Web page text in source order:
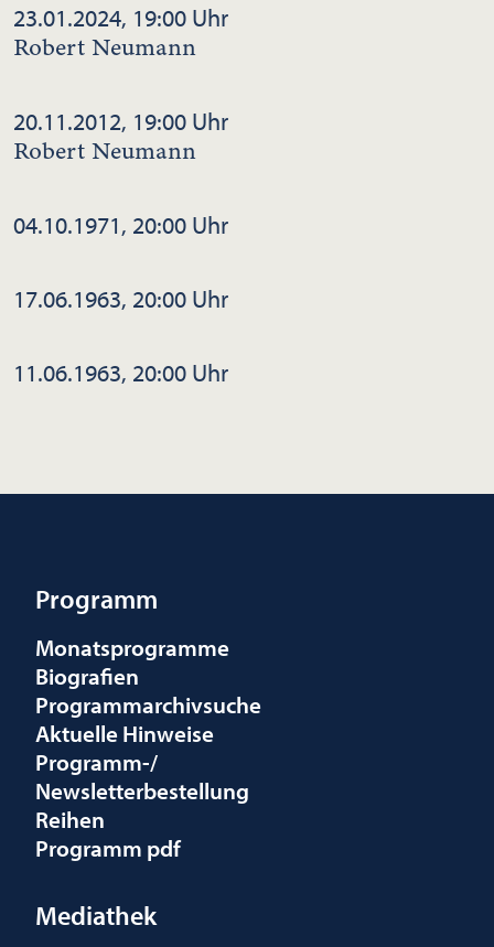
23.01.2024, 19:00 Uhr
Robert Neumann
20.11.2012, 19:00 Uhr
Robert Neumann
04.10.1971, 20:00 Uhr
17.06.1963, 20:00 Uhr
11.06.1963, 20:00 Uhr
Programm
Monatsprogramme
Biografien
Programmarchivsuche
Aktuelle Hinweise
Programm-/
Newsletterbestellung
Reihen
Programm pdf
Mediathek